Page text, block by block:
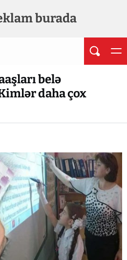
burada
belə
daha çox